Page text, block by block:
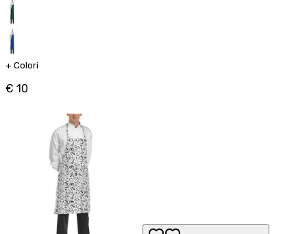
+ Colori
€ 10